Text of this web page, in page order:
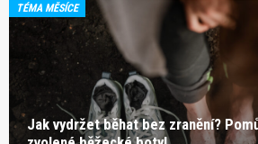
TÉMA MĚSÍCE
Jak vydržet běhat bez zranění?